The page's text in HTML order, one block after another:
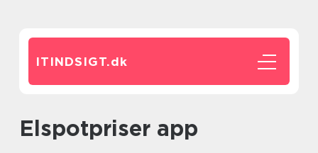
ITINDSIGT.dk
elspotpriser app